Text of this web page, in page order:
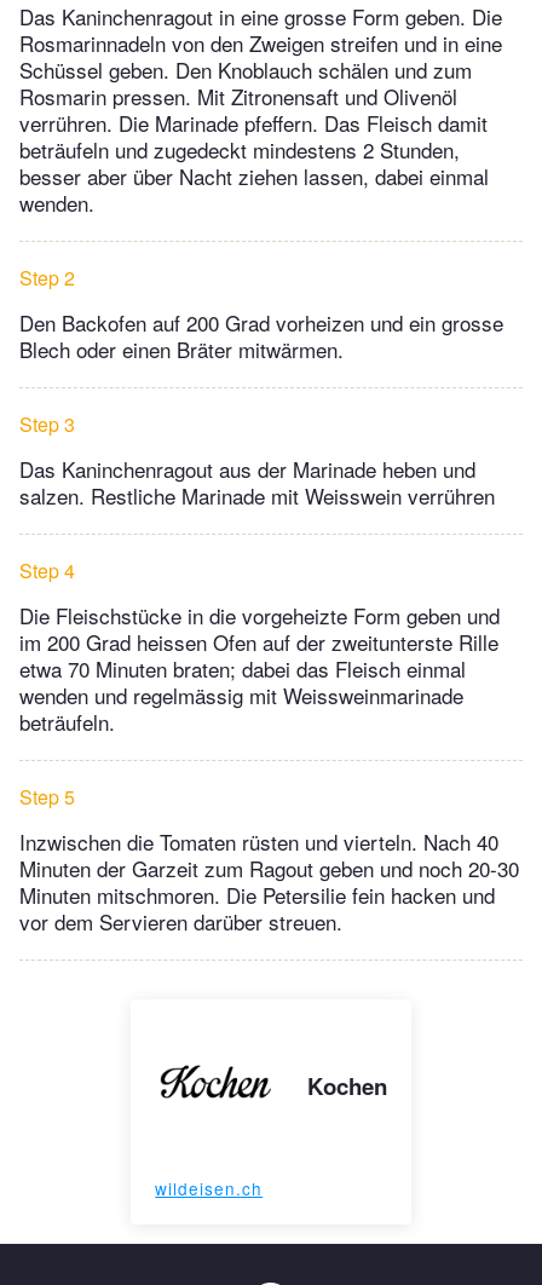
Das Kaninchenragout in eine grosse Form geben. Die
Rosmarinnadeln von den Zweigen streifen und in eine
Schüssel geben. Den Knoblauch schälen und zum
Rosmarin pressen. Mit Zitronensaft und Olivenöl
verrühren. Die Marinade pfeffern. Das Fleisch damit
beträufeln und zugedeckt mindestens 2 Stunden,
besser aber über Nacht ziehen lassen, dabei einmal
wenden.
Step 2
Den Backofen auf 200 Grad vorheizen und ein grosse
Blech oder einen Bräter mitwärmen.
Step 3
Das Kaninchenragout aus der Marinade heben und
salzen. Restliche Marinade mit Weisswein verrühren
Step 4
Die Fleischstücke in die vorgeheizte Form geben und
im 200 Grad heissen Ofen auf der zweitunterste Rille
etwa 70 Minuten braten; dabei das Fleisch einmal
wenden und regelmässig mit Weissweinmarinade
beträufeln.
Step 5
Inzwischen die Tomaten rüsten und vierteln. Nach 40
Minuten der Garzeit zum Ragout geben und noch 20-30
Minuten mitschmoren. Die Petersilie fein hacken und
vor dem Servieren darüber streuen.
Kochen
wildeisen.ch